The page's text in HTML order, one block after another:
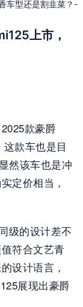
车型还是割韭菜？-
上市，
款豪爵
款车也是目
然该车也是冲
定价相当，
级的设计差不
符合文艺青
设计语言，
展现出豪爵